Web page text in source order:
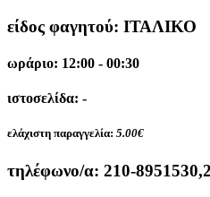
είδος φαγητού: ΙΤΑΛΙΚΟ
ωράριο: 12:00 - 00:30
ιστοσελίδα: -
ελάχιστη παραγγελία: 5.00€
τηλέφωνο/α: 210-